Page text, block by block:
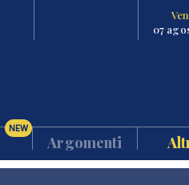
07
NEW
Argomenti